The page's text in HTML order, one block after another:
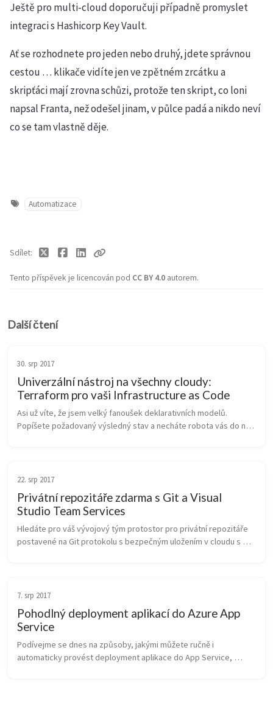
Ještě pro multi-cloud doporučuji případně promyslet
integraci s Hashicorp Key Vault.
Ať se rozhodnete pro jeden nebo druhý, jdete správnou
cestou … klikače vidíte jen ve zpětném zrcátku a
skripťáci mají zrovna schůzi, protože ten skript, co loni
napsal Franta, než odešel jinam, v půlce padá a nikdo neví
co se tam vlastně děje.
Automatizace
Tento příspěvek je licencován pod CC BY 4.0 autorem.
Sdílet
Další čtení
30. srp 2017
Univerzální nástroj na všechny cloudy:
Terraform pro vaši Infrastructure as Code
Asi už víte, že jsem velký fanoušek deklarativních modelů.
Popíšete požadovaný výsledný stav a necháte robota vás do něj
22. srp 2017
Privátní repozitáře zdarma s Git a Visual
Studio Team Services
Hledáte pro váš vývojový tým protostor pro privátní repozitáře
postavené na Git protokolu s bezpečným uložením v cloudu s
7. srp 2017
Pohodlný deployment aplikací do Azure App
Service
Podívejme se dnes na způsoby, jakými můžete ručně i
automaticky provést deployment aplikace do App Service,